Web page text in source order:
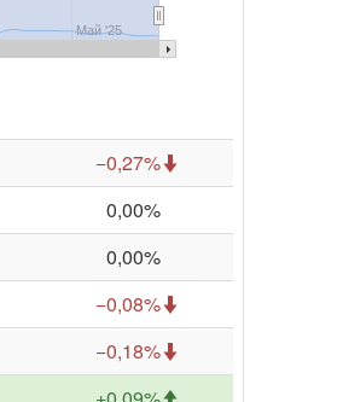
Май '25
−0,27%
0,00%
0,00%
−0,08%
−0,18%